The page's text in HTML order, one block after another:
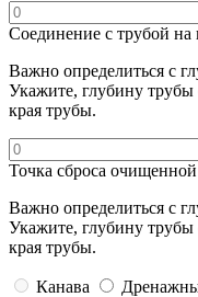
Соединение с трубой на
Важно определиться с
Укажите, глубину трубы
края трубы.
Точка сброса
Важно определиться с
Укажите, глубину трубы
края трубы.
Канава